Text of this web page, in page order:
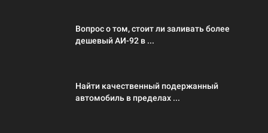
Вопрос о том, стоит ли заливать более
дешевый АИ-92 в ...
Найти качественный подержанный
автомобиль в пределах ...